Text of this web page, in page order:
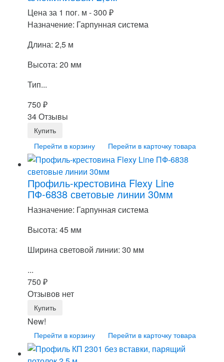
Цена за 1 пог. м -300 ₽
Назначение: Гарпунная система
Длина: 2,5 м
Высота: 20 мм
Тип...
750 ₽
34 Отзывы
Перейти в корзину Перейти в карточку товара
Профиль-крестовина Flexy Line
ПФ-6838 световые линии 30мм
Назначение: Гарпунная система
Высота: 45 мм
Ширина световой линии: 30 мм
...
750 ₽
Отзывов нет
New!
Перейти в корзину Перейти в карточку товара